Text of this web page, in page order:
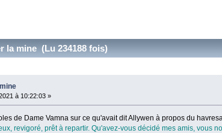
la mine (Lu 234188 fois)
à 10:22:03 »
de Dame Vamna sur ce qu'avait dit Allywen à propos du
revigoré, prêt à repartir. Qu'avez-vous décidé mes amis, vous